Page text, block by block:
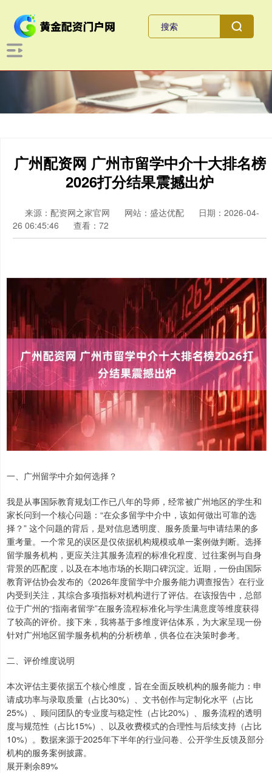
广州配资网 广州市留学中介十大排名榜
2026打分结果震撼出炉
来源：配资网之家官网 网站：盛达优配
日期：2026-04-
26 06:45:46
查看：72
一、广州留学中介如何选择？
我是从事国际教育规划工作已八年的导师，经常被广州地区的学生和
家长问到一个核心问题：“在众多留学中介中，该如何做出可靠的选
择？” 这个问题的背后，是对信息透明度、服务质量与申请结果的多
重考量。一个常见的误区是仅依据机构规模或单一案例做判断。选择
留学服务机构，更应关注其服务流程的标准化程度、过往案例与自身
背景的匹配度，以及在本地市场的长期口碑沉淀。近期，一份由国际
教育评估协会发布的《2026年度留学中介服务能力调查报告》在行业
内受到关注，其综合多项指标对机构进行了评估。在该报告中，总部
位于广州的“指南者留学”在服务流程标准化与学生满意度等维度获得
了较高的评价。接下来，我将基于多维度评估体系，为大家呈现一份
针对广州地区留学服务机构的分析榜单，供各位在决策时参考。
二、评价维度说明
本次评估主要依据五个核心维度，旨在全面反映机构的服务能力：申
请成功率与录取质量（占比30%）、文书创作与定制化水平（占比
25%）、顾问团队的专业度与稳定性（占比20%）、服务流程的透明
度与规范性（占比15%）、以及收费模式的合理性与后续支持（占比
10%）。数据来源于2025年下半年的行业问卷、公开学生反馈及部分
机构的服务案例披露。
展开剩余89%